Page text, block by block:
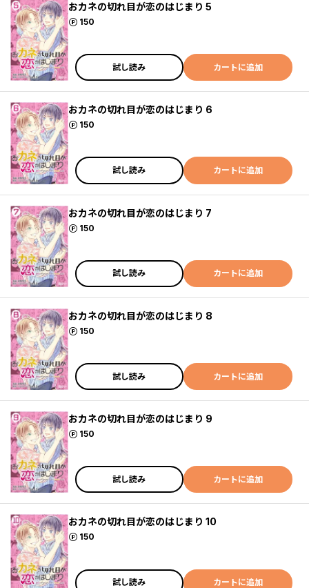
おカネの切れ目が恋のはじまり 5
150
ポイント
試し読み カートに追加
おカネの切れ目が恋のはじまり 6
150
ポイント
試し読み カートに追加
おカネの切れ目が恋のはじまり 7
150
ポイント
試し読み カートに追加
おカネの切れ目が恋のはじまり 8
150
ポイント
試し読み カートに追加
おカネの切れ目が恋のはじまり 9
150
ポイント
試し読み カートに追加
おカネの切れ目が恋のはじまり 10
150
ポイント
試し読み カートに追加